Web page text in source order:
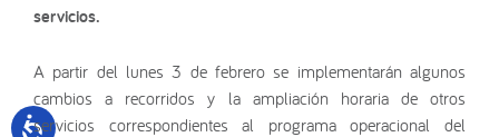
servicios.
A partir del lunes 3 de febrero se implementarán algunos
cambios a recorridos y la ampliación horaria de otros
servicios correspondientes al programa operacional del